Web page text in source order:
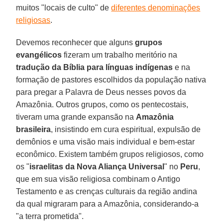
muitos "locais de culto" dediferentes denominações
religiosas.
Devemos reconhecer que algunsgrupos
evangélicos fizeram um trabalho meritório na
tradução da Bíblia para línguas indígenas e na
formação de pastores escolhidos da população nativa
para pregar a Palavra de Deus nesses povos da
Amazônia. Outros grupos, como os pentecostais,
tiveram uma grande expansão na Amazônia
brasileira, insistindo em cura espiritual, expulsão de
demônios e uma visão mais individual e bem-estar
econômico. Existem também grupos religiosos, como
os "israelitas da Nova Aliança Universal" no Peru,
que em sua visão religiosa combinam o Antigo
Testamento e as crenças culturais da região andina
da qual migraram para a Amazônia, considerando-a
"a terra prometida".